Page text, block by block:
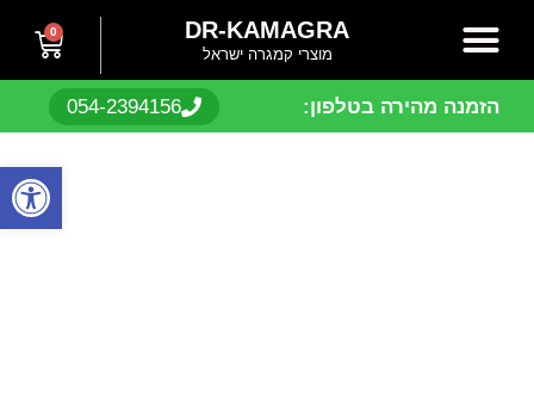
DR-KAMAGRA
מוצרי קמגרה ישראל
0
הזמנה מהירה בטלפון: 054-2394156